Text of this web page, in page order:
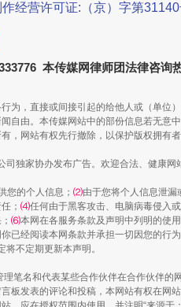
透视
经营许可证:（京）字第
本传媒网律师团法律咨询
为，直接或间接引起的给他人或（单位
自由。本传媒网站中的部份信息若无意
，网站有权先行撤除，以保护版权拥有
独家协办发布广告。欢迎合法、健康网
您的个人信息； ⑵由于您将个人信息泄漏
； ⑷任何由于黑客攻击、电脑病毒侵入
⑹本网在各服务条款及声明中列明的使
已经阅读本网条款并承担一切因您的行
不定期更新本声明。
笔名和代表某些合作伙伴在合作伙伴的
板发表的评论和投稿，本网站有权在网